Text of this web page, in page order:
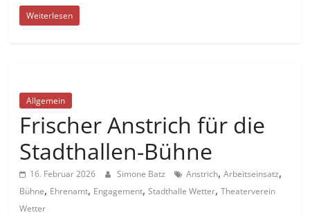
Weiterlesen
Allgemein
Frischer Anstrich für die
Stadthallen-Bühne
16. Februar 2026 Simone Batz Anstrich,Arbeitseinsatz,
Bühne, Ehrenamt, Engagement,Stadthalle Wetter,Theaterverein
Wetter